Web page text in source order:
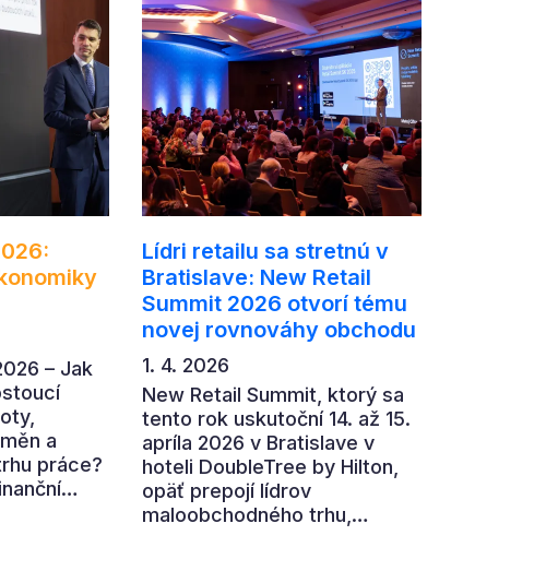
– Jak
a
práce?
Lídri retailu sa stretnú v
Bratislave: New Retail
Summit 2026 otvorí tému
novej rovnováhy obchodu
1. 4. 2026
New Retail Summit, ktorý sa
tento rok uskutoční 14. až 15.
apríla 2026 v Bratislave v
hoteli DoubleTree by Hilton,
opäť prepojí lídrov
maloobchodného trhu,